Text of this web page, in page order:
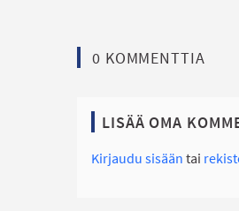
0 KOMMENTTIA
LISÄÄ OMA
Kirjaudu sisään tai